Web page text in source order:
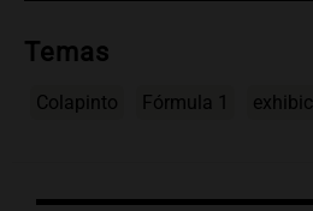
Temas
Colapinto Fórmula 1